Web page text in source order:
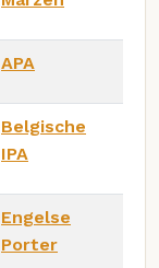
APA
Belgische
IPA
Engelse
Porter